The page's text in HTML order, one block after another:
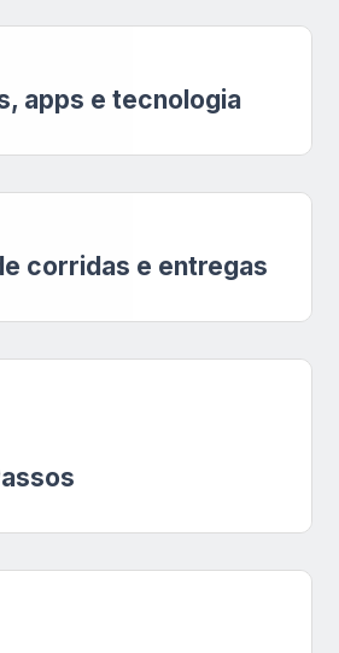
apps e tecnologia
corridas e entregas